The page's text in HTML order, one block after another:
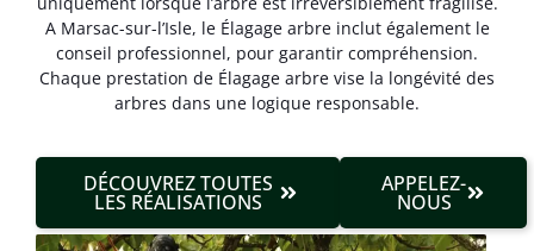
A Marsac-sur-l’Isle, le Élagage arbre inclut également le
conseil professionnel, pour garantir compréhension.
Chaque prestation de Élagage arbre vise la longévité des
arbres dans une logique responsable.
DÉCOUVREZ TOUTES
LES RÉALISATIONS
APPELEZ-
NOUS